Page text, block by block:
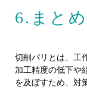
6.まとめ
切削バリとは、工
加工精度の低下や
を及ぼすため、対